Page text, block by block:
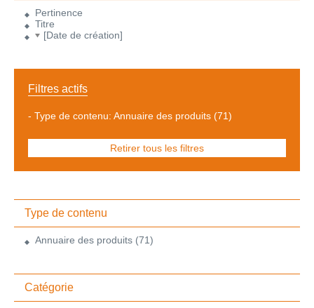
Pertinence
Titre
[Date de création]
Filtres actifs
- Type de contenu: Annuaire des produits (71)
Retirer tous les filtres
Type de contenu
Annuaire des produits (71)
Catégorie